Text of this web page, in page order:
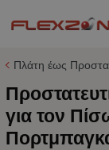
Πλάτη έως
για τον